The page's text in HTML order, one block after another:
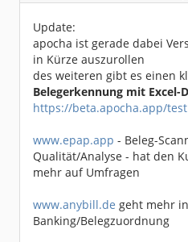
Dabei seit:
06 / 2008
Update:
apocha ist gerade dabei
in Kürze auszurollen
des weiteren gibt es einen
Belegerkennung mit Excel-
https://beta.apocha.app/test
www.epap.app - Beleg-
Qualität/Analyse - hat den
mehr auf Umfragen
www.anybill.de geht mehr
Banking/Belegzuordnung